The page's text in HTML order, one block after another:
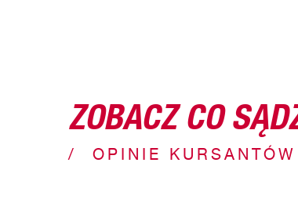
ZOBACZ CO
OPINIE KURSANTÓW